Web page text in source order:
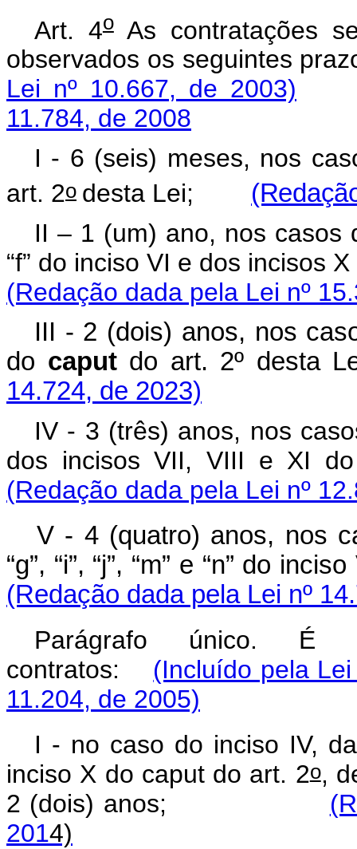
Art. 4oAs contratações
observados os seguintes
Lei nº 10.667, de 2003)
11.784, de 2008
I - 6 (seis) meses, nos
art. 2o desta Lei;
II – 1 (um) ano, nos casos
“f” do inciso VI e dos incisos
(Redação dada pela Lei nº
III - 2 (dois) anos, nos
do caputdo art. 2º
14.724, de 2023)
IV - 3 (três) anos, nos
dos incisos VII, VIII e XI
(Redação dada pela Lei nº
V - 4 (quatro) anos, nos
“g”, “i”, “j”, “m” e “n” do
(Redação dada pela Lei nº
Parágrafo único. É
contratos: (Incluído pela
11.204, de 2005)
I - no caso do inciso IV,
inciso X do caput do art. 2o,
2 (dois) anos;
2014)